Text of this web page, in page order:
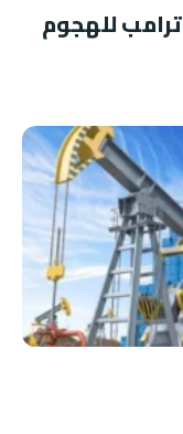
للهجوم